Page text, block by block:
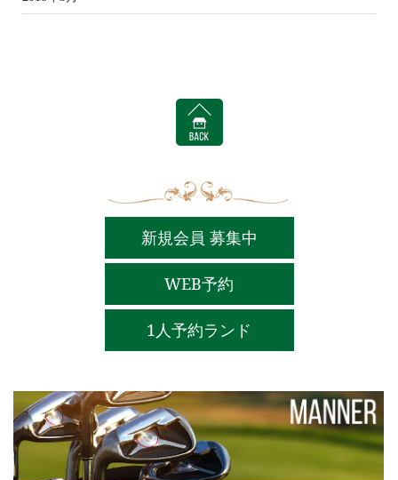
BACK
新規会員 募集中
WEB予約
1人予約ランド